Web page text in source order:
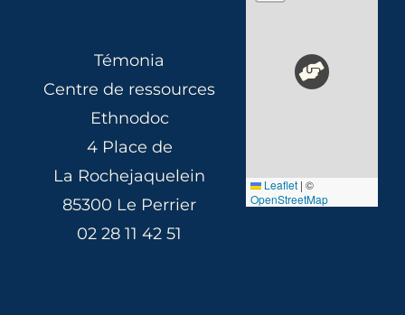
Témonia
Centre de ressources
Ethnodoc
4 Place de
La Rochejaquelein
85300 Le Perrier
02 28 11 42 51
Leaflet | ©
OpenStreetMap